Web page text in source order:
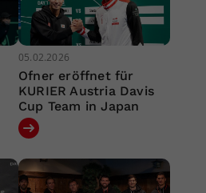
05.02.2026
Ofner eröffnet für
KURIER Austria Davis
Cup Team in Japan